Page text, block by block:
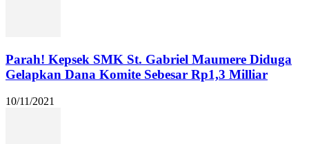
Parah! Kepsek SMK St. Gabriel Maumere Diduga
Gelapkan Dana Komite Sebesar Rp1,3 Milliar
10/11/2021